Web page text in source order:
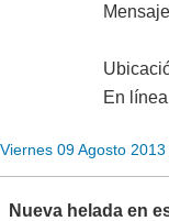
En línea
Viernes 09 Agosto 2013
Nueva helada en